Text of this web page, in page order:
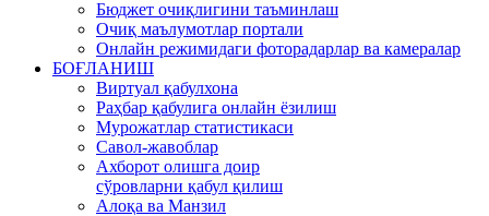
Бюджет очиқлигини таъминлаш
Очиқ маълумотлар портали
Онлайн режимидаги фоторадарлар ва камералар
БОҒЛАНИШ
Виртуал қабулхона
Раҳбар қабулига онлайн ёзилиш
Мурожатлар статистикаси
Савол-жавоблар
Ахборот олишга доир
сўровларни қабул қилиш
Алоқа ва Манзил